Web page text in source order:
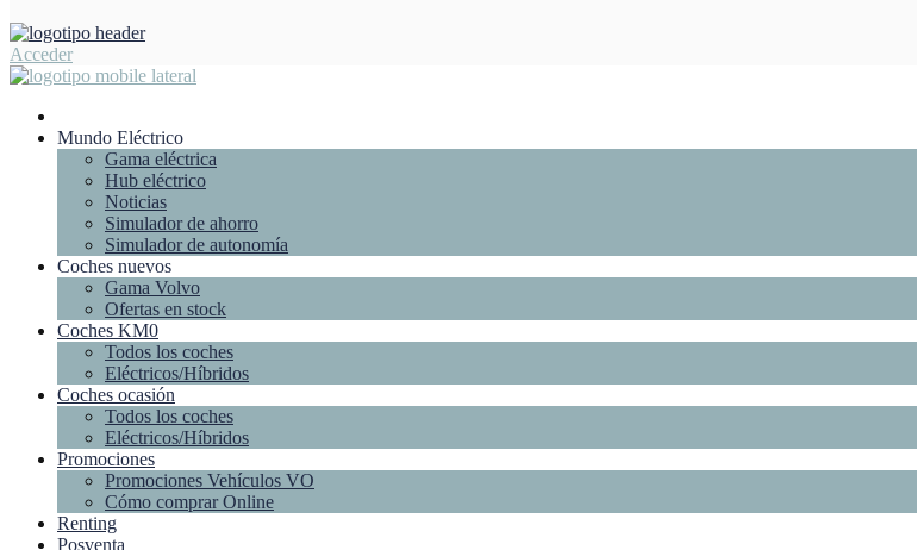
Acceder
Mundo Eléctrico
Gama eléctrica
Hub eléctrico
Noticias
Simulador de ahorro
Simulador de autonomía
Coches nuevos
Gama Volvo
Ofertas en stock
Coches KM0
Todos los coches
Eléctricos/Híbridos
Coches ocasión
Todos los coches
Eléctricos/Híbridos
Promociones
Promociones Vehículos VO
Cómo comprar Online
Renting
Posventa